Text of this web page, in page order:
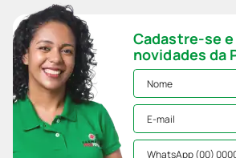
Cadastre-se e
novidades da